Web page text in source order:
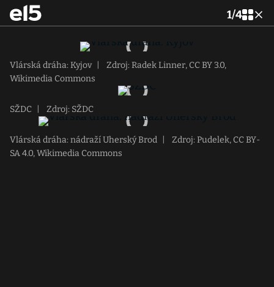
1/4
Vlárská dráha: Kyjov
Zdroj: Radek Linner, CC BY 3.0,
Wikimedia Commons
SŽDC Zdroj: SŽDC
Vlárská dráha: nádraží Uherský Brod
Zdroj: Pudelek, CC BY-
SA 4.0, Wikimedia Commons